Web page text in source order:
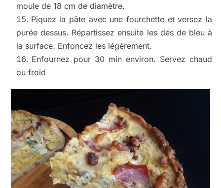
moule de 18 cm de diamètre.
Piquez la pâte avec une fourchette et versez la
purée dessus. Répartissez ensuite les dés de bleu à
la surface. Enfoncez les légèrement.
Enfournez pour 30 min environ. Servez chaud
ou froid